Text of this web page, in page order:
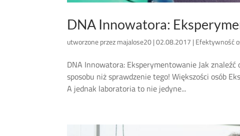
DNA Innowatora:
utworzone przezmajalose20|02.08.2017 | Efektywność
DNA Innowatora: Eksperymentowanie Jak znaleźć
sposobu niż sprawdzenie tego! Większości osób
A jednak laboratoria to nie jedyne...